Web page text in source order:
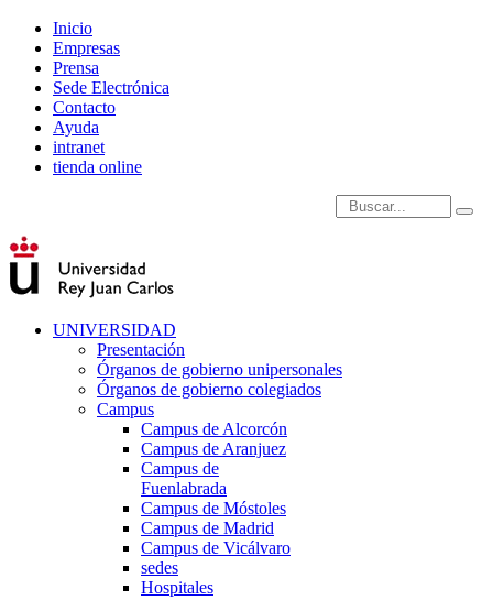
Inicio
Empresas
Prensa
Sede Electrónica
Contacto
Ayuda
intranet
tienda online
Introduce términos de
UNIVERSIDAD
Presentación
Órganos de gobierno unipersonales
Órganos de gobierno colegiados
Campus
Campus de Alcorcón
Campus de Aranjuez
Campus de
Fuenlabrada
Campus de Móstoles
Campus de Madrid
Campus de Vicálvaro
sedes
Hospitales